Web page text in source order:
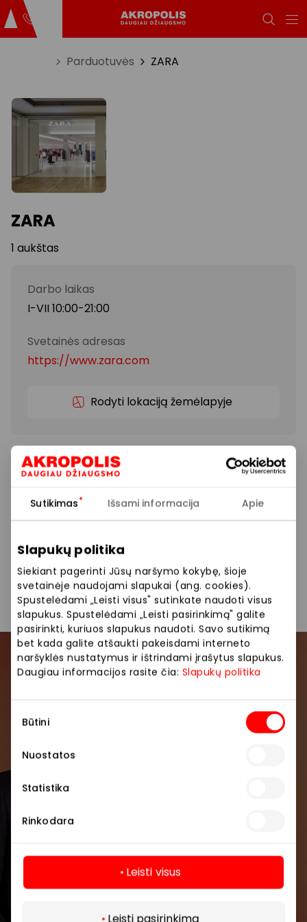
Sutikimas Išsami informacija Apie
Slapukų politika
Siekiant pagerinti Jūsų naršymo kokybę, šioje
svetainėje naudojami slapukai (ang. cookies).
Spustelėdami „Leisti visus" sutinkate naudoti visus
slapukus. Spustelėdami „Leisti pasirinkimą" galite
pasirinkti, kuriuos slapukus naudoti. Savo sutikimą
bet kada galite atšaukti pakeisdami interneto
naršyklės nustatymus ir ištrindami įrašytus slapukus.
Daugiau informacijos rasite čia: Slapukų politika
pasirinkimas
Būtini
Nuostatos
Statistika
Rinkodara
Leisti visus
Leisti pasirinkimą
Parduotuvės ZARA
ZARA
1 aukštas
Darbo laikas
I-VII 10:00-21:00
Svetainės adresas
https://www.zara.com
Rodyti lokaciją žemėlapyje
Naujausios tarptautinės mados tendencijas
atitinkančios kolekcijos, skirtos moterims, vyrams ir
Siūlome platų prekių pasirinkimą: suknelės, švarkai,
Drabužiai Parduotuvės
Prisijunkite prie mūsų
Pirmieji sužinokite apie geriausius pasiūlymus,
renginius ir naujausią informaciją iš AKROPOLIS
Prenumeruoti
PPC AKROPOLIS naujienas. Dėl to AKROPOLIS
Daugiau